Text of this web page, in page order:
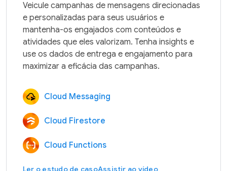
Veicule campanhas de mensagens direcionadas
e personalizadas para seus usuários e
mantenha-os engajados com conteúdos e
atividades que eles valorizam. Tenha insights e
use os dados de entrega e engajamento para
Cloud Messaging
Cloud Firestore
Cloud Functions
Ler o estudo de casoAssistir ao vídeo